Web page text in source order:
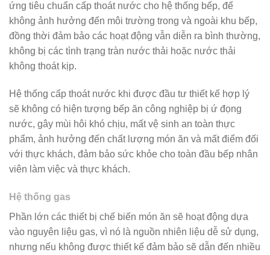
ứng tiêu chuẩn cấp thoát nước cho hệ thống bếp, để
không ảnh hưởng đến môi trường trong và ngoài khu bếp,
đồng thời đảm bảo các hoạt động vẫn diễn ra bình thường,
không bị các tình trạng tràn nước thải hoặc nước thải
không thoát kịp.
Hệ thống cấp thoát nước khi được đầu tư thiết kế hợp lý
sẽ không có hiện tượng bếp ăn công nghiệp bị ứ đọng
nước, gây mùi hôi khó chịu, mất vệ sinh an toàn thực
phẩm, ảnh hưởng đến chất lượng món ăn và mất điểm đối
với thực khách, đảm bảo sức khỏe cho toàn đầu bếp nhân
viên làm việc và thực khách.
Hệ thống gas
Phần lớn các thiết bị chế biến món ăn sẽ hoạt động dựa
vào nguyên liệu gas, vì nó là nguồn nhiên liệu dễ sử dụng,
nhưng nếu không được thiết kế đảm bảo sẽ dẫn đến nhiều